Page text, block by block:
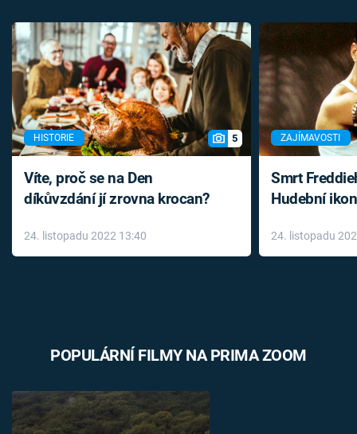
HISTORIE 5
Víte, proč se na Den
díkůvzdání jí zrovna krocan?
24. listopadu 2022 13:40
ZAJÍMAVOSTI
Smrt
Hudební
léky
24. listopadu
POPULÁRNÍ FILMY NA PRIMA ZOOM